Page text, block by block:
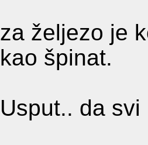
za željezo je
kao špinat.
Usput.. da svi